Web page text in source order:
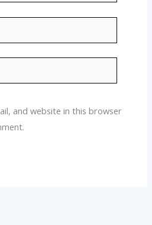
and website in this browser